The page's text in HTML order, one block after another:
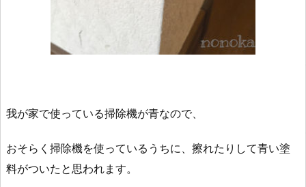
我が家で使っている掃除機が青なので、
おそらく掃除機を使っているうちに、擦れたりして青い塗
料がついたと思われます。